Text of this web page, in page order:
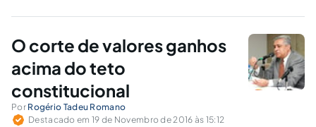
menor arrependimento.
O corte de valores ganhos
acima do teto
constitucional
Por Rogério Tadeu Romano
Destacado em 19 de Novembro de 2016 às 15:12